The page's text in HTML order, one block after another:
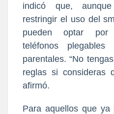
indicó que,
restringir el uso del
pueden optar por
teléfonos
parentales. “No
reglas si consideras
afirmó.
Para aquellos que